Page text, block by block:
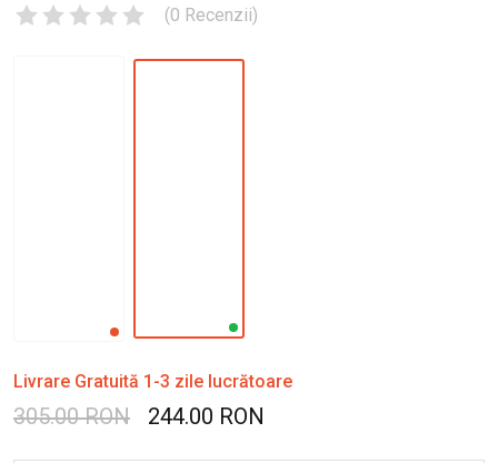
(0 Recenzii)
Livrare Gratuită 1-3 zile lucrătoare
305.00 RON 244.00 RON